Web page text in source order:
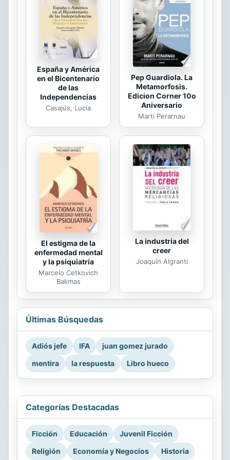
cual este libro contiene 40
reflexiones esperanzadoras, las
cuales están directamente
relacionadas con los episodios que
encontramos ...
España y América
en el Bicentenario
de las
Independencias
Casajús, Lucía
Pep Guardiola. La
Metamorfosis.
Edicion Corner 10o
Aniversario
Marti Perarnau
El estigma de la
enfermedad mental
y la psiquiatría
Marcelo Cetkovich
Bakmas
La industria del
creer
Joaquín Algranti
Últimas Búsquedas
Adiós jefe IFA
juan gomez jurado
mentira
la respuesta Libro hueco
Categorías Destacadas
Ficción Educación
Juvenil Ficción
Religión
Economía y Negocios Historia